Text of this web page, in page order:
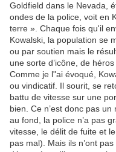
Goldfield dans le Nevada,
ondes de la police, voit en
terre ». Chaque fois qu'il
Kowalski, la population se
ou par soutien mais le
une sorte d’icône, de
Comme je l"ai évoqué,
ou vindicatif. Il sourit, se
battu de vitesse sur une
bien. Ce n’est donc pas
au fond, la police n’a pas
vitesse, le délit de fuite et
pas mal). Mais ils n’ont